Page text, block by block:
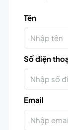
Tên
Số điện
Email